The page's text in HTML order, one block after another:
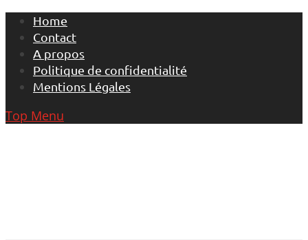
Skip
content
Home
Contact
A propos
Politique de confidentialité
Mentions Légales
Top Menu